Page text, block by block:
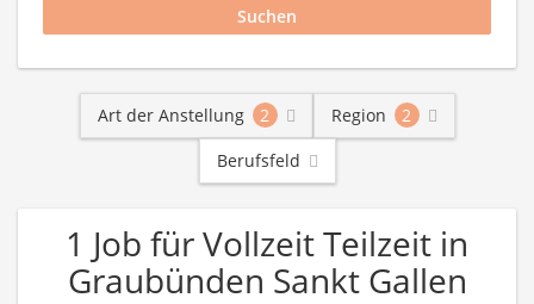
Art der Anstellung 2 Region
2
Berufsfeld
1 Job für Vollzeit Teilzeit in
Graubünden Sankt Gallen